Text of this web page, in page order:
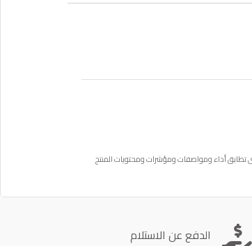
تطابق أداء ومواصفات ومؤشرات ومحتويات المنتج
الدفع عن الاستلام